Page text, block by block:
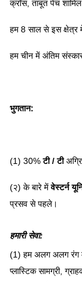
क्रॉस, ताबूत पेंच
हम 8 साल से इस
हम चीन में अंतिम संस्कार
भुगतान:
(1) 30%टी / टी
(२) के बारे मेंवेस्टर्न
प्रसव से पहले।
हमारी सेवा:
(1) हम अलग अलग रंग के
प्लास्टिक सामग्री,